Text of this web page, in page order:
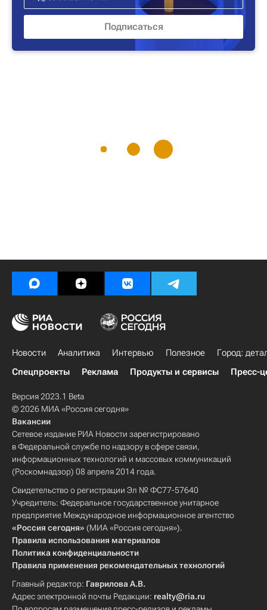
Новости Аналитика Интервью Полезное
Город:
Спецпроекты
Реклама Продукты и сервисы Пресс-
Версия 2023.1 Beta
© 2026 МИА «Россия сегодня»
Вакансии
Сетевое издание РИА Новости зарегистрировано
в Федеральной службе по надзору в сфере связи,
информационных технологий и массовых коммуникаций
(Роскомнадзор) 08 апреля 2014 года.
Свидетельство о регистрации Эл № ФС77-57640
Учредитель: Федеральное государственное унитарное
предприятие Международное информационное агентство
«Россия сегодня» (МИА «Россия сегодня»).
Правила использования материалов
Политика конфиденциальности
Правила применения рекомендательных технологий
Главный редактор: Гаврилова А.В.
Адрес электронной почты Редакции: realty@ria.ru